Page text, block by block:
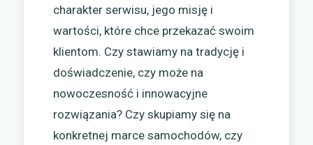
charakter serwisu, jego misję i
wartości, które chce przekazać swoim
klientom. Czy stawiamy na tradycję i
doświadczenie, czy może na
nowoczesność i innowacyjne
rozwiązania? Czy skupiamy się na
konkretnej marce samochodów, czy